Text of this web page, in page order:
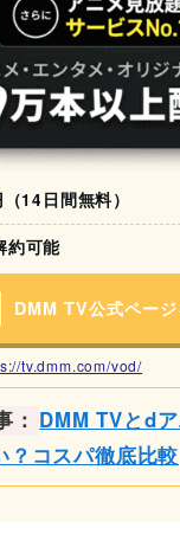
14日間無料）
約可能
DMM TV公式ページ
tv.dmm.com/vod/
： DMM TVとd
？コスパ徹底比較